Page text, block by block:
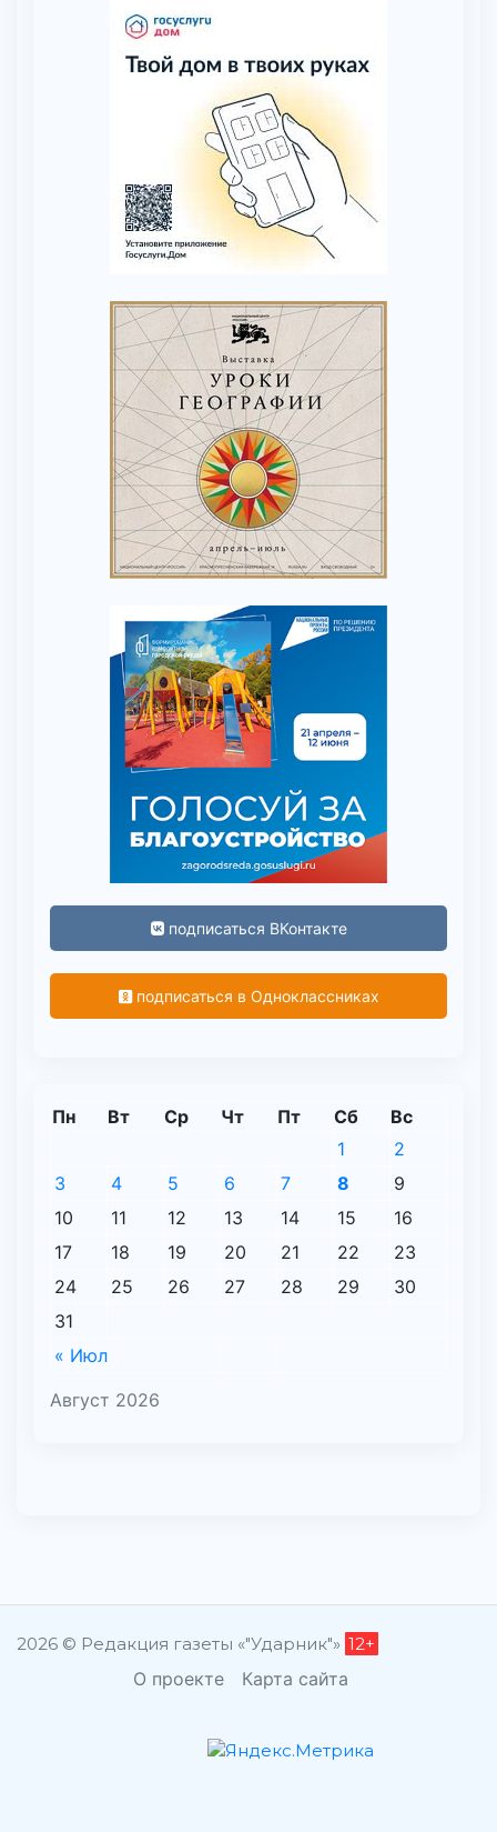
подписаться ВКонтакте
подписаться в Одноклассниках
Август 2026
Пн Вт Ср Чт Пт Сб Вс
« Июл
1
2
3
4 5 6 7 8
9
10
11 12 13 14 15
16
17
18 19 20 21 22
23
24
25 26 27 28 29
30
31
2026 © Редакция газеты «"Ударник"» 12+
О проекте Карта сайта